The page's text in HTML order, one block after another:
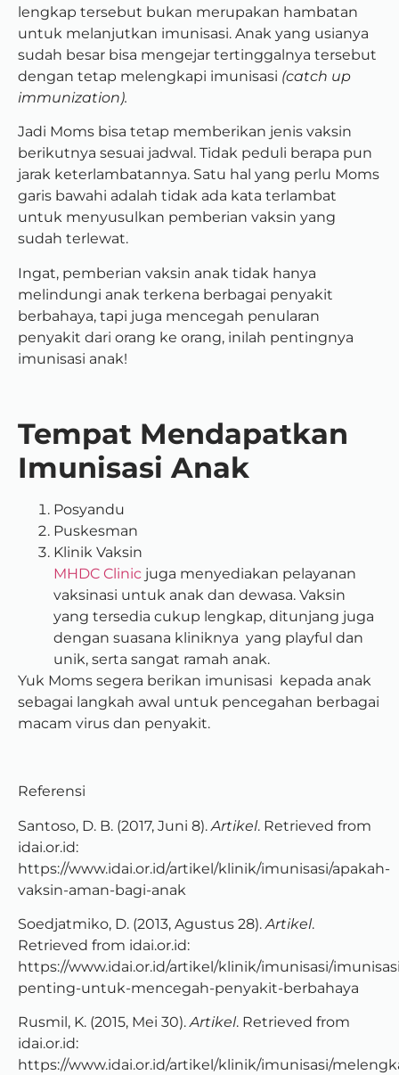
lengkap tersebut bukan merupakan hambatan
untuk melanjutkan imunisasi. Anak yang usianya
sudah besar bisa mengejar tertinggalnya tersebut
dengan tetap melengkapi imunisasi (catch up
immunization).
Jadi Moms bisa tetap memberikan jenis vaksin
berikutnya sesuai jadwal. Tidak peduli berapa pun
jarak keterlambatannya. Satu hal yang perlu Moms
garis bawahi adalah tidak ada kata terlambat
untuk menyusulkan pemberian vaksin yang
sudah terlewat.
Ingat, pemberian vaksin anak tidak hanya
melindungi anak terkena berbagai penyakit
berbahaya, tapi juga mencegah penularan
penyakit dari orang ke orang, inilah pentingnya
imunisasi anak!
Tempat Mendapatkan
Imunisasi Anak
Posyandu
Puskesman
Klinik Vaksin
MHDC Clinic juga menyediakan pelayanan
vaksinasi untuk anak dan dewasa. Vaksin
yang tersedia cukup lengkap, ditunjang juga
dengan suasana kliniknya yang playful dan
unik, serta sangat ramah anak.
Yuk Moms segera berikan imunisasi kepada anak
sebagai langkah awal untuk pencegahan berbagai
macam virus dan penyakit.
Referensi
Santoso, D. B. (2017, Juni 8). Artikel. Retrieved from
idai.or.id:
https://www.idai.or.id/artikel/klinik/imunisasi/apakah-
vaksin-aman-bagi-anak
Soedjatmiko, D. (2013, Agustus 28).Artikel.
Retrieved from idai.or.id:
https://www.idai.or.id/artikel/klinik/imunisasi/
penting-untuk-mencegah-penyakit-berbahaya
Rusmil, K. (2015, Mei 30).Artikel. Retrieved from
idai.or.id:
https://www.idai.or.id/artikel/klinik/imunisasi/